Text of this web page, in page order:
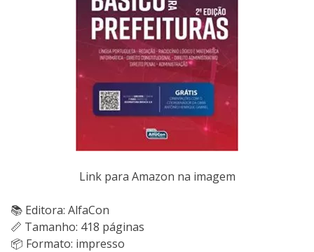
Link para Amazon na imagem
📚 Editora: AlfaCon
📏 Tamanho: 418 páginas
📦 Formato: impresso